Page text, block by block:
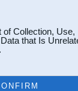
of Collection,
that Is